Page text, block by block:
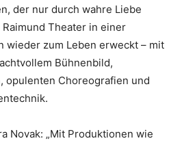
der nur durch wahre Liebe
Theater in einer
wieder zum Leben erweckt – mit
Bühnenbild,
opulenten Choreografien und
Novak: „Mit Produktionen wie